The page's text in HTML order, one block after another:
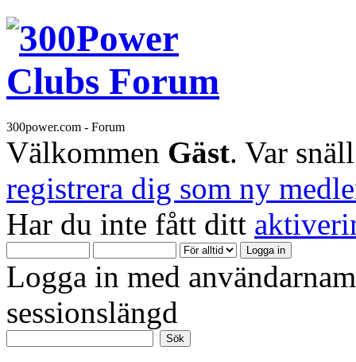
300power.com - Forum
Välkommen Gäst. Var
registrera dig som ny
Har du inte fått ditt
Logga in med
sessionslängd